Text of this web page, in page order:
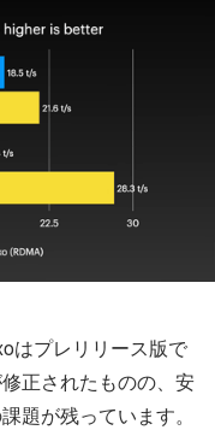
はプレリリース版で
正されたものの、安
題が残っています。